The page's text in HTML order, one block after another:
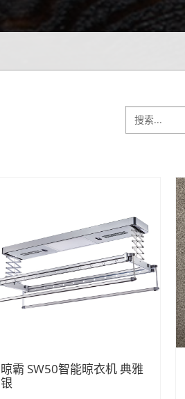
晾霸 SW50智能晾衣机 典雅
银